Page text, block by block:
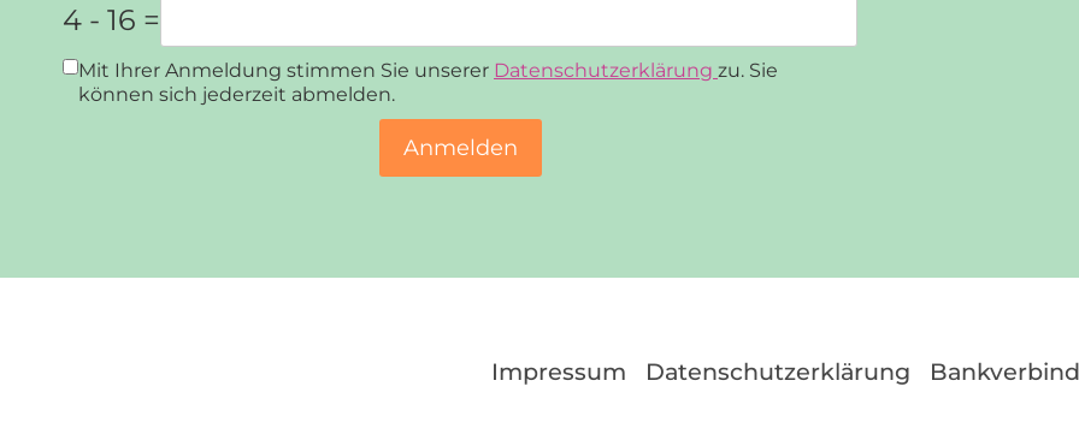
4 - 16 =
Datenschutz*
Mit Ihrer Anmeldung stimmen Sie unserer Datenschutzerklärung zu. Sie
können sich jederzeit abmelden.
Anmelden
Impressum Datenschutzerklärung